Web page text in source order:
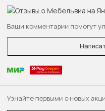
Узнайте первыми о новых
Ваши комментарии помогут